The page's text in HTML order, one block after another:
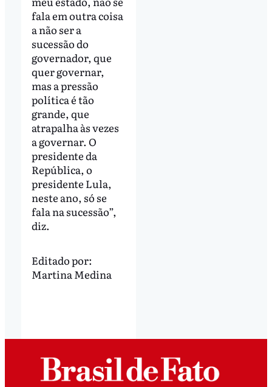
fala em outra coisa
a não ser a
sucessão do
governador, que
quer governar,
mas a pressão
política é tão
grande, que
atrapalha às vezes
a governar. O
presidente da
República, o
presidente Lula,
neste ano, só se
fala na sucessão”,
diz.
Editado por:
Martina Medina